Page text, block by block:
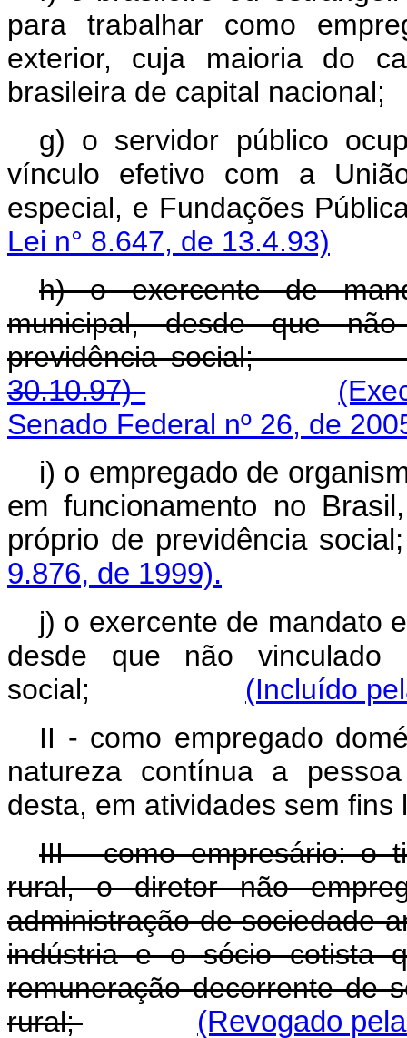
para trabalhar como
exterior, cuja maioria do
brasileira de capital nacional;
g) o servidor público
vínculo efetivo com a
especial, e Fundações
Lei n° 8.647, de 13.4.93)
h) o exercente de
municipal, desde que
previdência
30.10.97)
Senado Federal nº 26, de
i) o empregado de
em funcionamento no
próprio de
9.876, de 1999).
j) o exercente de mandato
desde que não vinculado
social; (Incluído
II - como empregado
natureza contínua a
desta, em atividades sem fins
III - como empresário: o
rural, o diretor não
administração de sociedade
indústria e o sócio cotista
remuneração decorrente de
rural;
(Revogado